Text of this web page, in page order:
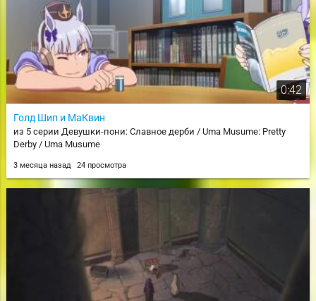
0:42
Голд Шип и МаКвин
из 5 серии Девушки-пони: Славное дерби / Uma Musume: Pretty
Derby / Uma Musume
3 месяца назад 24 просмотра